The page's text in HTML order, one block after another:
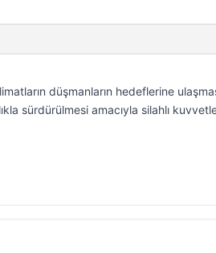
düşmanların hedeflerine
sürdürülmesi amacıyla silahlı